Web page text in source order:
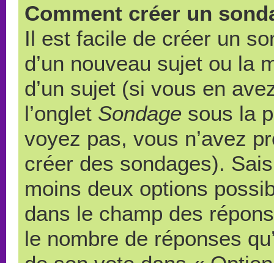
Comment créer un
Il est facile de créer un
d’un nouveau sujet ou la
d’un sujet (si vous en
l’onglet Sondage sous la
voyez pas, vous n’avez
créer des sondages).
moins deux options
dans le champ des
le nombre de réponses